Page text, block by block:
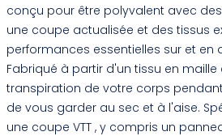
conçu pour être polyvalent avec
une coupe actualisée et des tissus
performances essentielles sur et en
Fabriqué à partir d'un tissu en
transpiration de votre corps
de vous garder au sec et à l'aise.
une coupe VTT , y compris un